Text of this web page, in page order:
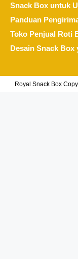
Snack Box untuk
Panduan
Toko Penjual Roti
Desain Snack Box
Royal Snack Box